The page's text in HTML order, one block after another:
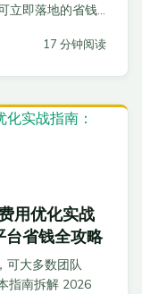
立即落地的省钱
17 分钟阅读
用优化实战
省钱全攻略
可大多数团队
指南拆解 2026